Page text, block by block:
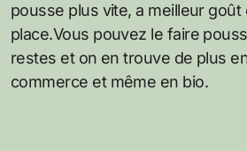
pousse plus vite, a meilleur
place.Vous pouvez le faire
restes et on en trouve de plus
commerce et même en bio.